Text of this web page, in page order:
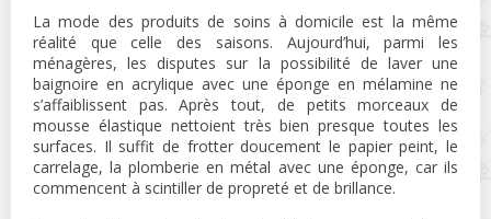
La mode des produits de soins à domicile est la même
réalité que celle des saisons. Aujourd’hui, parmi les
ménagères, les disputes sur la possibilité de laver une
baignoire en acrylique avec une éponge en mélamine ne
s’affaiblissent pas. Après tout, de petits morceaux de
mousse élastique nettoient très bien presque toutes les
surfaces. Il suffit de frotter doucement le papier peint, le
carrelage, la plomberie en métal avec une éponge, car ils
commencent à scintiller de propreté et de brillance.